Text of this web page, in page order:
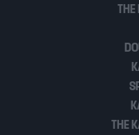
THE
THE